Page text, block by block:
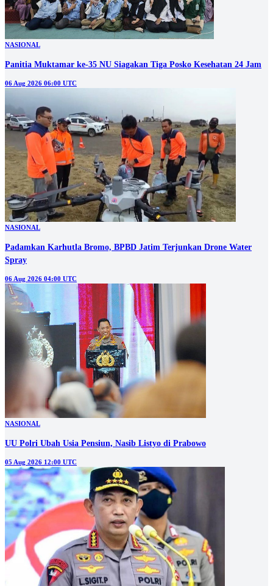
NASIONAL
Panitia Muktamar ke-35 NU Siagakan Tiga Posko Kesehatan 24 Jam
06 Aug 2026 06:00 UTC
NASIONAL
Padamkan Karhutla Bromo, BPBD Jatim Terjunkan Drone Water
Spray
06 Aug 2026 04:00 UTC
NASIONAL
UU Polri Ubah Usia Pensiun, Nasib Listyo di Prabowo
05 Aug 2026 12:00 UTC